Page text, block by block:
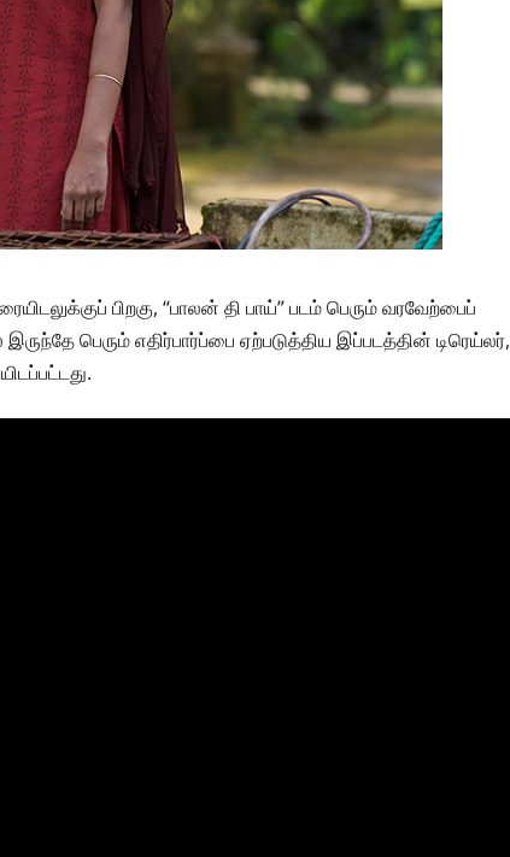
பிறகு, “பாலன் தி பாய்” படம் பெரும் வரவேற்பைப்
பெரும் எதிர்பார்ப்பை ஏற்படுத்திய இப்படத்தின் டிரெய்லர்,